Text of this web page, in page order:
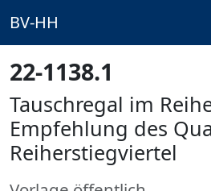
BV-HH
22-1138.1
Tauschregal im
Empfehlung des
Reiherstiegviertel